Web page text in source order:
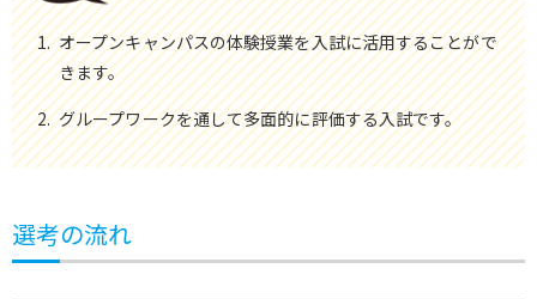
オープンキャンパスの体験授業を入試に活用することがで
きます。
グループワークを通して多面的に評価する入試です。
選考の流れ